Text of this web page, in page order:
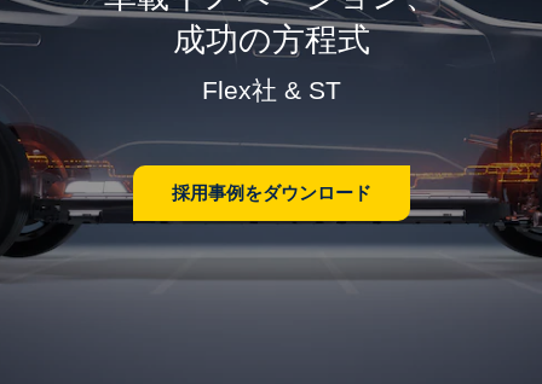
成功の方程式
Flex社 & ST
採用事例をダウンロード